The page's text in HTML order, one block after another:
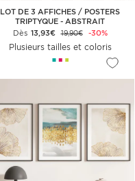
LOT DE 3 AFFICHES / POSTERS
TRIPTYQUE - ABSTRAIT
Dès 13,93€ 19,90€ -30%
Plusieurs tailles et coloris